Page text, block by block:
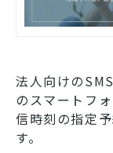
法人向けの
のスマートフ
信時刻の指定
す。